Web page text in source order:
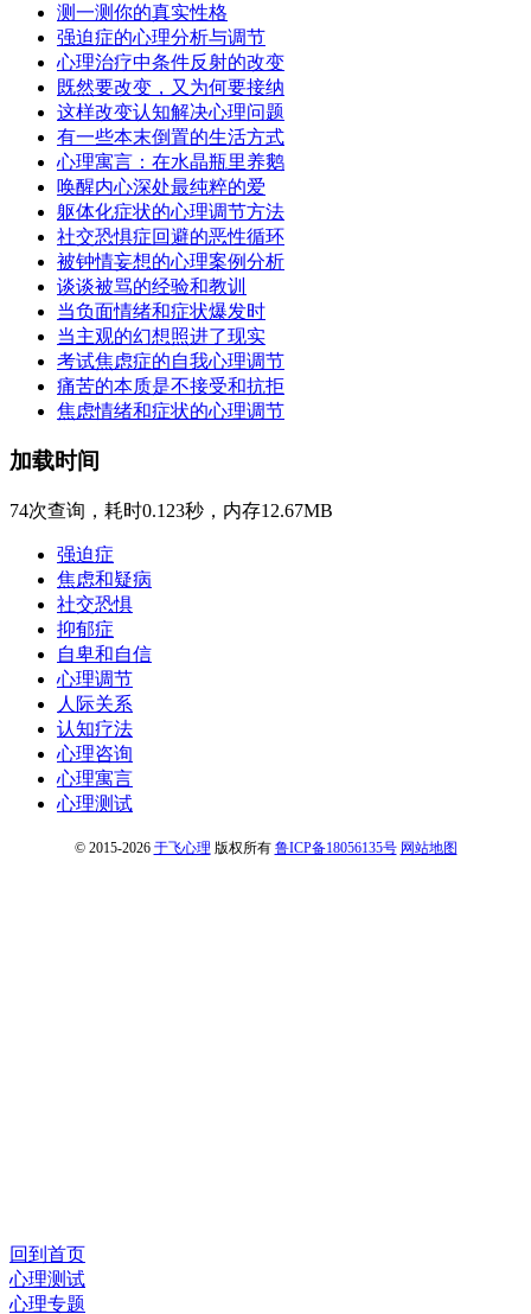
测一测你的真实性格
强迫症的心理分析与调节
心理治疗中条件反射的改变
既然要改变，又为何要接纳
这样改变认知解决心理问题
有一些本末倒置的生活方式
心理寓言：在水晶瓶里养鹅
唤醒内心深处最纯粹的爱
躯体化症状的心理调节方法
社交恐惧症回避的恶性循环
被钟情妄想的心理案例分析
谈谈被骂的经验和教训
当负面情绪和症状爆发时
当主观的幻想照进了现实
考试焦虑症的自我心理调节
痛苦的本质是不接受和抗拒
焦虑情绪和症状的心理调节
加载时间
74次查询，耗时0.123秒，内存12.67MB
强迫症
焦虑和疑病
社交恐惧
抑郁症
自卑和自信
心理调节
人际关系
认知疗法
心理咨询
心理寓言
心理测试
© 2015-2026 于飞心理 版权所有 鲁ICP备18056135号 网站地图
回到首页
心理测试
心理专题